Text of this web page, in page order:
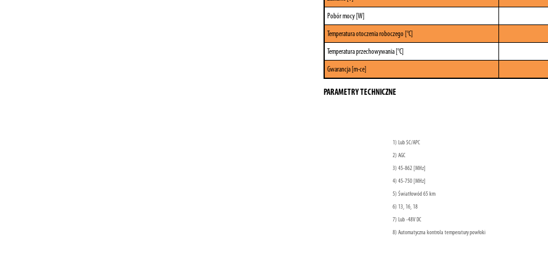
PARAMETRY TECHNICZNE
Pobór mocy [W]
Temperatura otoczenia roboczego [°C]
Temperatura przechowywania [°C]
Gwarancja [m-ce]
1) Lub SC/APC
2) AGC
3) 45-862 [MHz]
4) 45-750 [MHz]
5) Światłowód 65 km
6) 13, 16, 18
7) Lub -48V DC
8) Automatyczna kontrola temperatury powłoki